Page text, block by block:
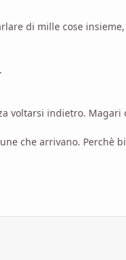
di mille cose
voltarsi indietro.
che arrivano. Perchè